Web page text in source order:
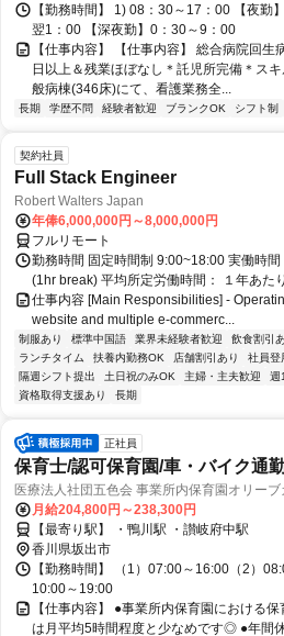
【勤務時間】 1) 08：30～17：00 【夜
翌1：00 【深夜勤】0：30～9：00
【仕事内容】 【仕事内容】 総合病院回
日以上＆残業ほぼなし＊託児所完備＊ス
般病棟(346床)にて、看護業務全...
長期 学歴不問 経験者歓迎 ブランクOK シフト制
契約社員
Full Stack Engineer
Robert Walters Japan
年俸6,000,000円～8,000,000円
フルリモート
勤務時間 固定時間制 9:00~18:00 実働時
(1hr break) 平均所定労働時間： １年あた
仕事内容 [Main Responsibilities] -
website and multiple e-commerc...
制服あり 標準中国語 業界未経験者歓迎 飲食割引
ランチタイム
扶養内勤務OK 店舗割引あり 社員登
隔週シフト提出
土日祝のみOK 主婦・主夫歓迎 週
資格取得支援あり
長期
正社員
保育士/認可保育園/車・バイク通
医療法人社団五色会 事業所内保育園オリーブ
月給204,800円～238,300円
【最寄り駅】 ・鴨川駅 ・讃岐府中駅
香川県坂出市
【勤務時間】 （1）07:00～16:00（2）
10:00～19:00
【仕事内容】 ●事業所内保育園における
は月平均5時間程度と少なめです◎ ●年間